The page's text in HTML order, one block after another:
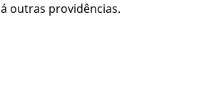
outras providências.